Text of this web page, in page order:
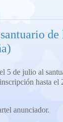
5 de julio al
hasta el
anunciador.